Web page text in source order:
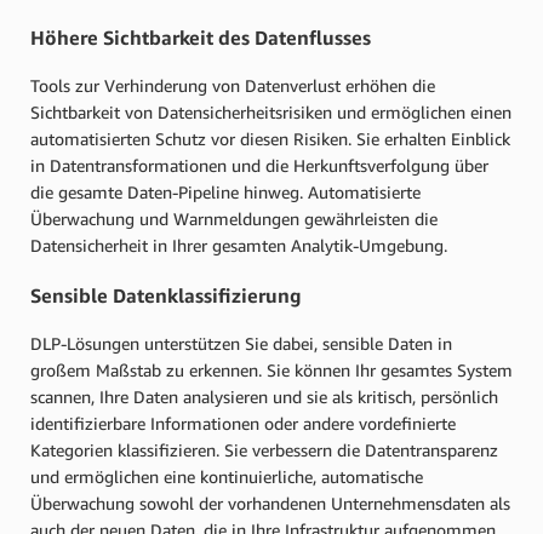
Höhere Sichtbarkeit des Datenflusses
Tools zur Verhinderung von Datenverlust erhöhen die
Sichtbarkeit von Datensicherheitsrisiken und ermöglichen einen
automatisierten Schutz vor diesen Risiken. Sie erhalten Einblick
in Datentransformationen und die Herkunftsverfolgung über
die gesamte Daten-Pipeline hinweg. Automatisierte
Überwachung und Warnmeldungen gewährleisten die
Datensicherheit in Ihrer gesamten Analytik-Umgebung.
Sensible Datenklassifizierung
DLP-Lösungen unterstützen Sie dabei, sensible Daten in
großem Maßstab zu erkennen. Sie können Ihr gesamtes System
scannen, Ihre Daten analysieren und sie als kritisch, persönlich
identifizierbare Informationen oder andere vordefinierte
Kategorien klassifizieren. Sie verbessern die Datentransparenz
und ermöglichen eine kontinuierliche, automatische
Überwachung sowohl der vorhandenen Unternehmensdaten als
auch der neuen Daten, die in Ihre Infrastruktur aufgenommen